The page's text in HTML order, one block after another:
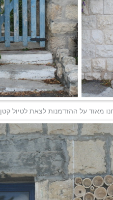
מאוד על ההזדמנות לצאת לטיול קטן.